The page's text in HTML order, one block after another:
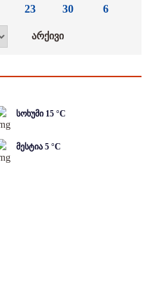
23 30 6
სოხუმი 15 °C
მესტია 5 °C